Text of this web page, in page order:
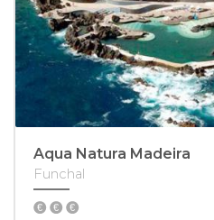
Aqua Natura Madeira
Funchal